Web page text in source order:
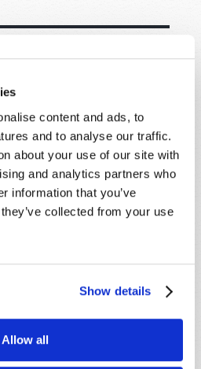
content and ads, to
and to analyse our traffic.
about your use of our site with
and analytics partners who
information that you’ve
collected from your use
Show details
Allow all
PENSAMENTOS
não possamos
aos envios usando o
você precisar de
visite nossa página